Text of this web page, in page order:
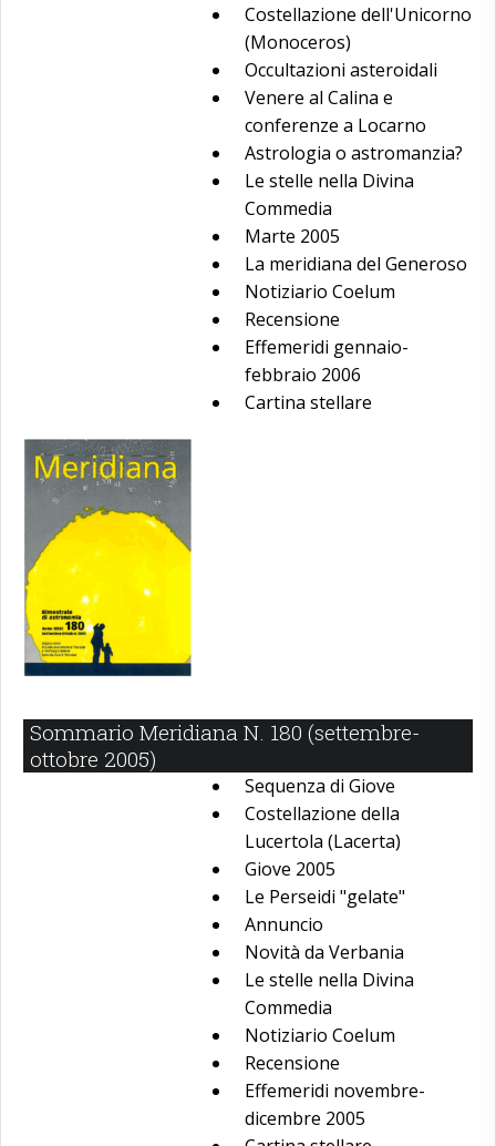
Costellazione dell'Unicorno
(Monoceros)
Occultazioni asteroidali
Venere al Calina e
conferenze a Locarno
Astrologia o astromanzia?
Le stelle nella Divina
Commedia
Marte 2005
La meridiana del Generoso
Notiziario Coelum
Recensione
Effemeridi gennaio-
febbraio 2006
Cartina stellare
Sommario Meridiana N. 180 (settembre-
ottobre 2005)
Sequenza di Giove
Costellazione della
Lucertola (Lacerta)
Giove 2005
Le Perseidi "gelate"
Annuncio
Novità da Verbania
Le stelle nella Divina
Commedia
Notiziario Coelum
Recensione
Effemeridi novembre-
dicembre 2005